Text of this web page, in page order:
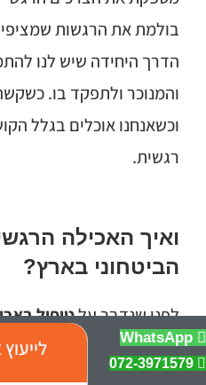
בולמת את הרגשות
הדרך היחידה שיש לנו
והמנוכר ולתפקד בו.
וכשאנחנו אוכלים בגלל
רגשית.
ואיך האכילה
הביטחוני בארץ?
לפני שנדבר עלטיפול
המצב הביטחוני בארץ.
ומתבקש. לכולנו ברור
WhatsApp
072-3971579